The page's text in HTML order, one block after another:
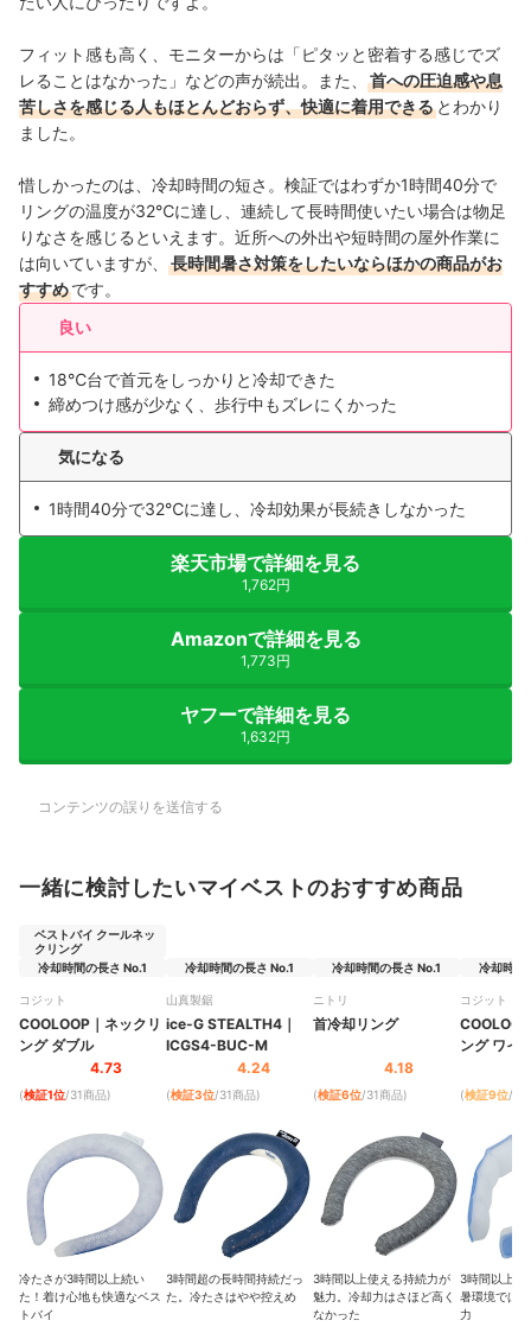
フィット感も高く、モニターからは「ピタッと密着する感じでズ
レることはなかった」などの声が続出。また、
首への圧迫感や息
苦しさを感じる人もほとんどおらず、快適に着用できる とわかり
ました。
惜しかったのは、冷却時間の短さ。検証ではわずか1時間40分で
リングの温度が32℃に達し、連続して長時間使いたい場合は物足
りなさを感じるといえます。近所への外出や短時間の屋外作業に
は向いていますが、
長時間暑さ対策をしたいならほかの商品がお
すすめです。
良い
18℃台で首元をしっかりと冷却できた
締めつけ感が少なく、歩行中もズレにくかった
気になる
1時間40分で32℃に達し、冷却効果が長続きしなかった
楽天市場で詳細を見る
1,762円
Amazonで詳細を見る
1,773円
ヤフーで詳細を見る
1,632円
コンテンツの誤りを送信する
一緒に検討したいマイベストのおすすめ商品
ベストバイ クールネッ
クリング
冷却時間の長さ No.1
コジット
COOLOOP ｜ ネックリ
ング ダブル
4.73
(検証1位/31商品)
冷たさが3時間以上続い
た！着け心地も快適なベス
トバイ
冷却時間の長さ No.1
山真製鋸
ice-G STEALTH4 ｜
ICGS4-BUC-M
4.24
(検証3位/31商品)
3時間超の長時間持続だっ
た。冷たさはやや控えめ
冷却時間の長さ No.1
ニトリ
首冷却リング
4.18
(検証6位/31商品)
3時間以上使える持続力が
魅力。冷却力はさほど高く
なかった
冷却時間
コジット
COOLOOP
ング ワイ
(検証9位/31
3時間以上持
暑環境では
力